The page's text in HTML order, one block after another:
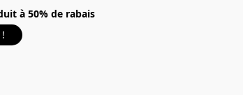
à 50% de rabais